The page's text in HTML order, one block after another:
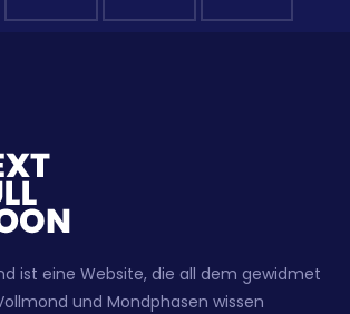
ist eine Website, die all dem gewidmet
und Mondphasen wissen